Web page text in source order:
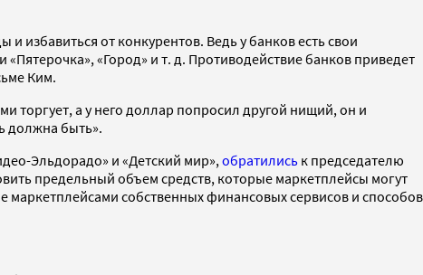
избавиться от конкурентов. Ведь у банков есть свои
«Город» и т. д. Противодействие банков приведет
Ким.
торгует, а у него доллар попросил другой нищий, он и
должна быть».
Эльдорадо» и «Детский мир»,обратились к председателю
предельный объем средств, которые маркетплейсы могут
маркетплейсами собственных финансовых сервисов и способов